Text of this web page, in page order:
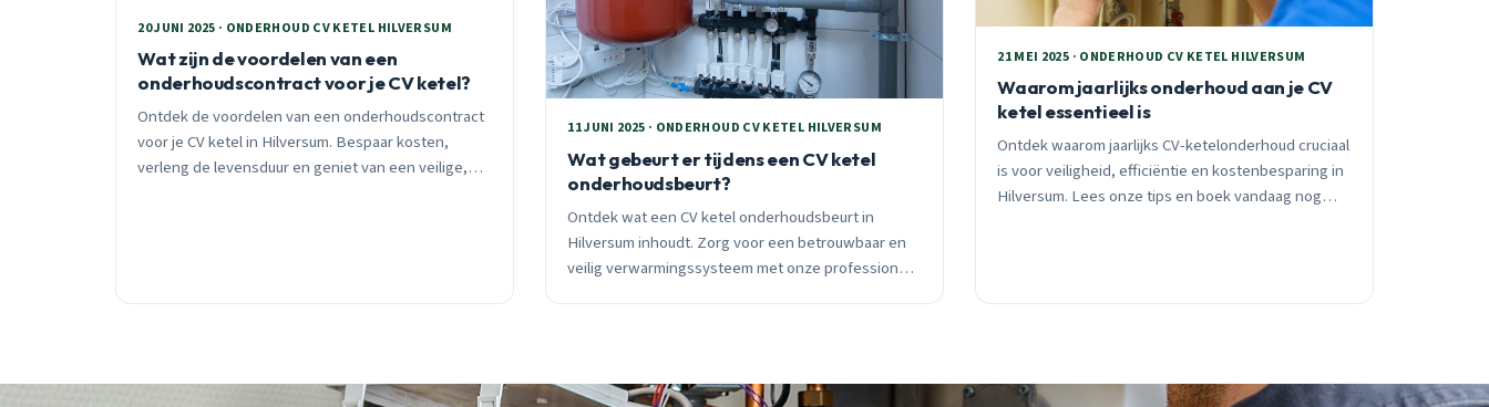
20 JUNI 2025 · ONDERHOUD CV KETEL HILVERSUM
Wat zijn de voordelen van een
onderhoudscontract voor je CV ketel?
Ontdek de voordelen van een onderhoudscontract
voor je CV ketel in Hilversum. Bespaar kosten,
verleng de levensduur en geniet van een veilige,
11 JUNI 2025 · ONDERHOUD CV KETEL HILVERSUM
Wat gebeurt er tijdens een CV ketel
onderhoudsbeurt?
Ontdek wat een CV ketel onderhoudsbeurt in
Hilversum inhoudt. Zorg voor een betrouwbaar en
veilig verwarmingssysteem met onze professionele
21 MEI 2025 · ONDERHOUD CV KETEL HILVERSUM
Waarom jaarlijks onderhoud aan je CV
ketel essentieel is
Ontdek waarom jaarlijks CV-ketelonderhoud cruciaal
is voor veiligheid, efficiëntie en kostenbesparing in
Hilversum. Lees onze tips en boek vandaag nog